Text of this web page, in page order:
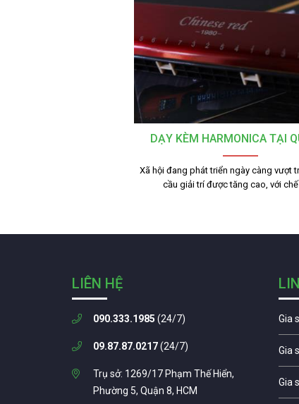
DẠY KÈM HARMONICA TẠI
Xã hội đang phát triển ngày càng vượt
cầu giải trí được tăng cao, với
LIÊN HỆ
090.333.1985 (24/7)
09.87.87.0217(24/7)
Trụ sở: 1269/17 Phạm Thế Hiển,
Phường 5, Quận 8, HCM
Gia
Gia
Gia